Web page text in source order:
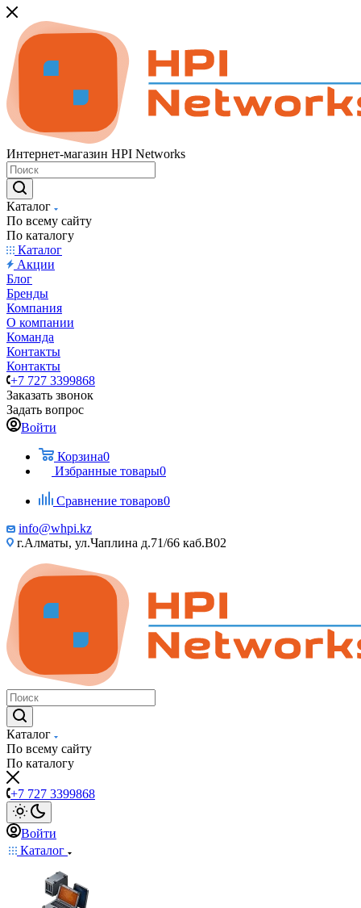
Интернет-магазин HPI Networks
Каталог
По всему сайту
По каталогу
Каталог
Акции
Блог
Бренды
Компания
О компании
Команда
Контакты
Контакты
+7 727 3399868
Заказать звонок
Задать вопрос
Войти
Корзина0
Избранные товары0
Сравнение товаров0
info@whpi.kz
г.Алматы, ул.Чаплина д.71/66 каб.B02
Каталог
По всему сайту
По каталогу
+7 727 3399868
Войти
Каталог